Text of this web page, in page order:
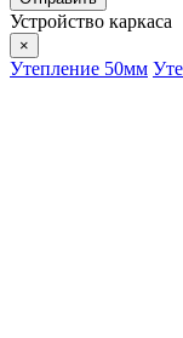
Устройство каркаса
×
Утепление 50мм